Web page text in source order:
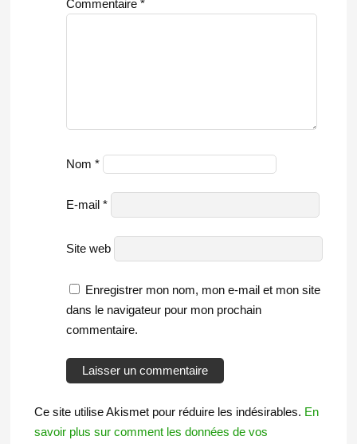
Commentaire *
Nom *
E-mail *
Site web
Enregistrer mon nom, mon e-mail et mon site
dans le navigateur pour mon prochain
commentaire.
Ce site utilise Akismet pour réduire les indésirables. En
savoir plus sur comment les données de vos